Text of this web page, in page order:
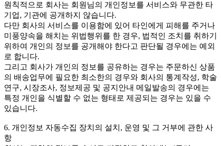
원칙적으로 회사는 회원님의 개인정보를 서비스와 무관한 타
기업, 기관에 공개하지 않습니다.
다만 회사의 서비스를 이용함에 있어 타인에게 피해를 주거나
미풍양속을 해치는 위법행위를 한 경우, 법적인 조치를 취하기
위하여 개인의 정보를 공개해야 한다고 판단될 경우에는 예외
로 합니다.
그리고 회사가 개인의 정보를 공유하는 경우는 주문하신 상품
의 배송업무에 필요한 최소한의 경우와 회사의 통계작성, 학술
연구, 시장조사, 정보제공 및 공지안내 메일발송의 경우에는
특정 개인을 식별할 수 없는 형태로 제공되는 경우는 있을 수
있습니다.
6. 개인정보 자동수집 장치의 설치, 운영 및 그 거부에 관한 사
항